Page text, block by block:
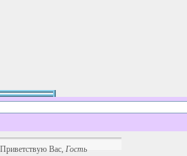
Приветствую Вас,Гость